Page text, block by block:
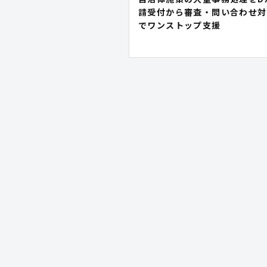
請受付から審査・問い合わせ
でワンストップ支援